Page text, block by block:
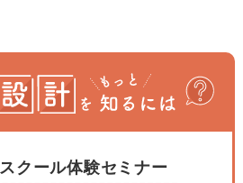
クール体験セミナー